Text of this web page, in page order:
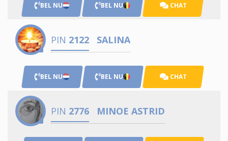
BEL NU BEL NU CHAT
PIN 2122 SALINA
BEL NU BEL NU CHAT
PIN 2776 MINOE ASTRID